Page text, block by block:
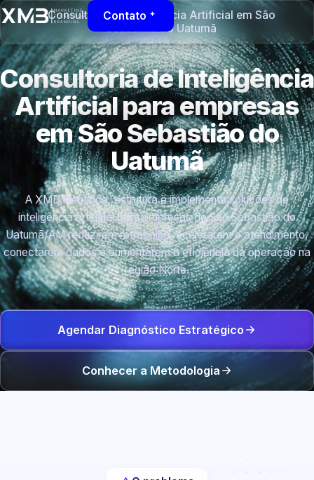
Contato
Consultoria de Inteligência Artificial em São
Sebastião do Uatumã
Consultoria de Inteligência
Artificial para empresas
em São Sebastião do
Uatumã
A XMB identifica, estrutura e implementa soluções de
inteligência artificial para empresas de São Sebastião do
Uatumã/AM reduzirem retrabalho, acelerarem o atendimento,
conectarem dados e aumentarem a eficiência da operação na
região Norte.
Agendar Diagnóstico Estratégico
Conhecer a Metodologia